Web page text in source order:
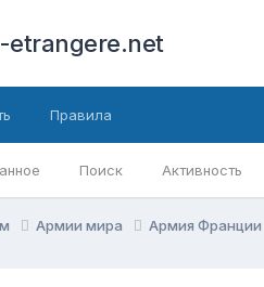
Поиск Активность
Правила
Армии мира Армия Франции